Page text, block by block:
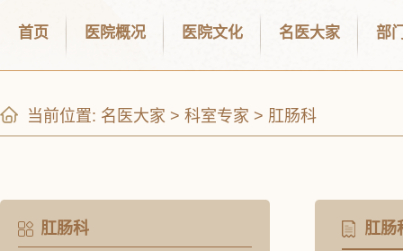
首页 医院概况 医院文化 名医大家 部
当前位置: 名医大家 > 科室专家 > 肛肠科
肛肠科 肛肠